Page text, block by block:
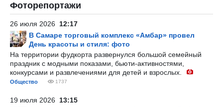
Фоторепортажи
26 июля 2026 12:17
В Самаре торговый комплекс «Амбар» провел
День красоты и стиля: фото
На территории фудкорта развернулся большой семейный
праздник с модными показами, бьюти-активностями,
конкурсами и развлечениями для детей и взрослых.
Общество 1737
19 июля 2026 13:15